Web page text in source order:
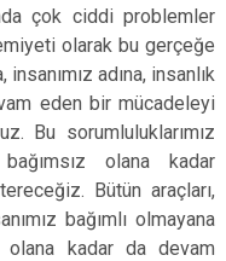
çok ciddi problemler
olarak bu gerçeğe
adına, insanlık
eden bir mücadeleyi
Bu sorumluluklarımız
olana kadar
Bütün araçları,
bağımlı olmayana
olana kadar da devam